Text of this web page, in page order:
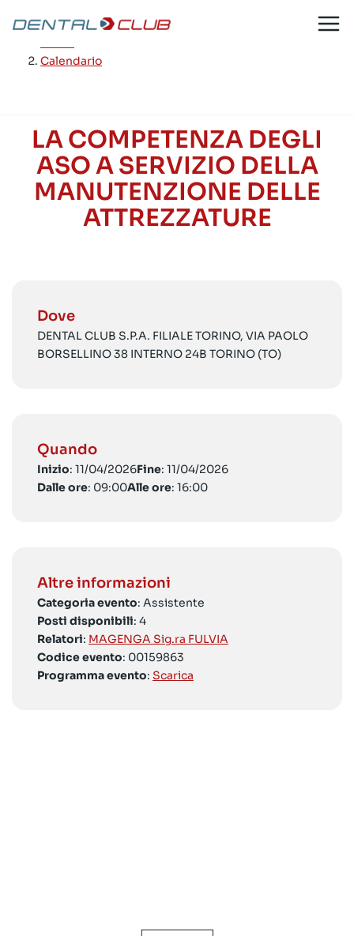
contenuto
Calendario
LA COMPETENZA DEGLI
ASO A SERVIZIO DELLA
MANUTENZIONE DELLE
ATTREZZATURE
Dove
DENTAL CLUB S.P.A. FILIALE TORINO, VIA PAOLO
BORSELLINO 38 INTERNO 24B TORINO (TO)
Quando
Inizio: 11/04/2026Fine: 11/04/2026
Dalle ore: 09:00Alle ore: 16:00
Altre informazioni
Categoria evento: Assistente
Posti disponibili: 4
Relatori: MAGENGA Sig.ra FULVIA
Codice evento: 00159863
Programma evento: Scarica